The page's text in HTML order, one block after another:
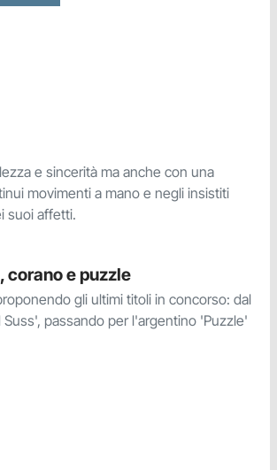
e sincerità ma anche con una
movimenti a mano e negli insistiti
suoi affetti.
corano e puzzle
gli ultimi titoli in concorso: dal
passando per l'argentino 'Puzzle'